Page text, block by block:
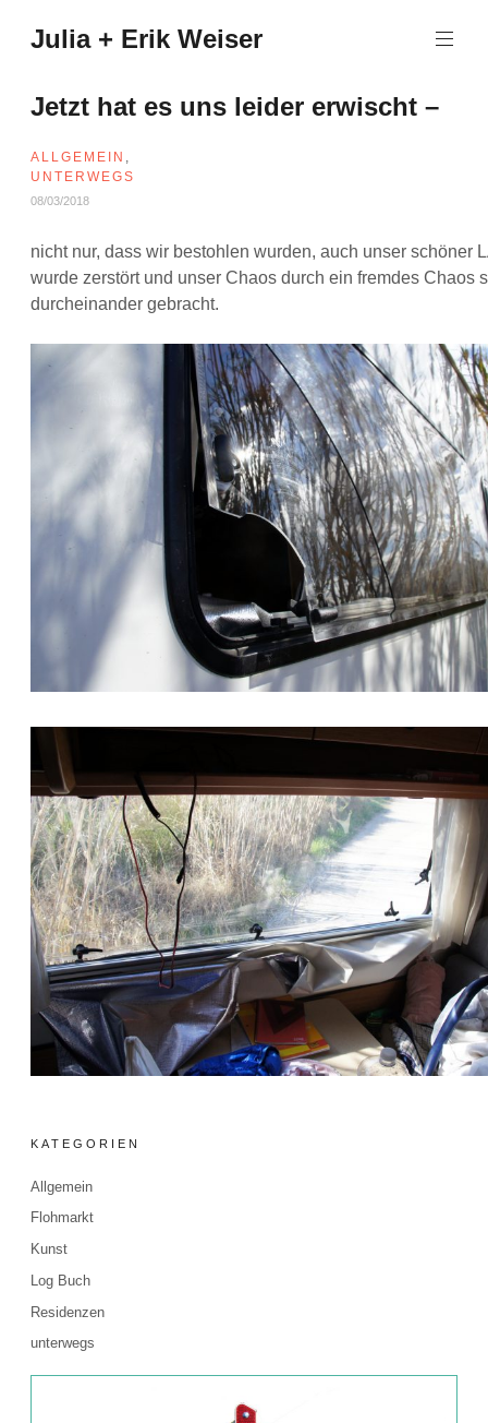
Inhalt
Julia + Erik Weiser
Jetzt hat es uns leider erwischt –
ALLGEMEIN ,
UNTERWEGS
08/03/2018
nicht nur, dass wir bestohlen wurden, auch unser schöner
wurde zerstört und unser Chaos durch ein fremdes Chaos
durcheinander gebracht.
KATEGORIEN
Allgemein
Flohmarkt
Kunst
Log Buch
Residenzen
unterwegs